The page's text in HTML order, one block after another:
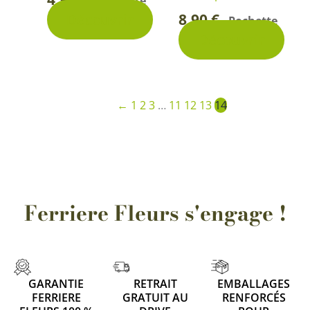
8,90€-Pochette
← 1 2 3 … 11 12 13 14
Ferriere Fleurs s'engage !
GARANTIE
FERRIERE
RETRAIT
GRATUIT AU
EMBALLAGES
RENFORCÉS